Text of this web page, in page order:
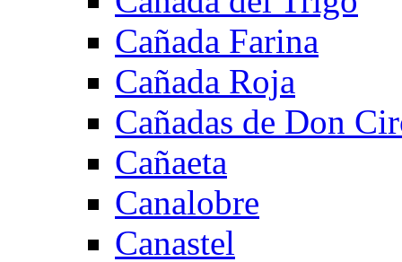
Cañada Farina
Cañada Roja
Cañadas de Don
Cañaeta
Canalobre
Canastel